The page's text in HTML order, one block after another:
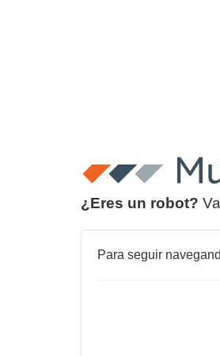
¿Eres un robot?
Para seguir